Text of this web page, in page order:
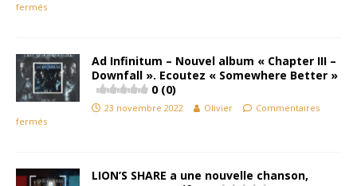
fermés
Ad Infinitum – Nouvel album « Chapter III –
Downfall ». Ecoutez « Somewhere Better »
0 (0)
23 novembre 2022 Olivier
Commentaires
fermés
LION’S SHARE a une nouvelle chanson,